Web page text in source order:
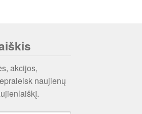
akcijos,
naujienų